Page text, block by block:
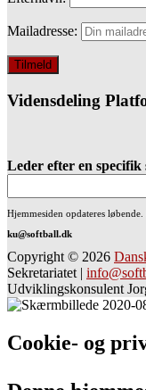
Mailadresse:
Vidensdeling
Leder efter en specifik
Hjemmesiden opdateres
ku@softball.dk
Copyright © 2026
Sekretariatet |
Udviklingskonsulent
Cookie- og